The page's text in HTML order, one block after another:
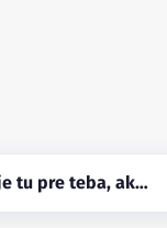
tu pre teba, ak…